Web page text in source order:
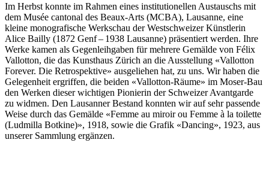
Im Herbst konnte im Rahmen eines institutionellen Austauschs mit
dem Musée cantonal des Beaux-Arts (MCBA), Lausanne, eine
kleine monografische Werkschau der Westschweizer Künstlerin
Alice Bailly (1872 Genf – 1938 Lausanne) präsentiert werden. Ihre
Werke kamen als Gegenleihgaben für mehrere Gemälde von Félix
Vallotton, die das Kunsthaus Zürich an die Ausstellung «Vallotton
Forever. Die Retrospektive» ausgeliehen hat, zu uns. Wir haben die
Gelegenheit ergriffen, die beiden «Vallotton-Räume» im Moser-Bau
den Werken dieser wichtigen Pionierin der Schweizer Avantgarde
zu widmen. Den Lausanner Bestand konnten wir auf sehr passende
Weise durch das Gemälde «Femme au miroir ou Femme à la toilette
(Ludmilla Botkine)», 1918, sowie die Grafik «Dancing», 1923, aus
unserer Sammlung ergänzen.